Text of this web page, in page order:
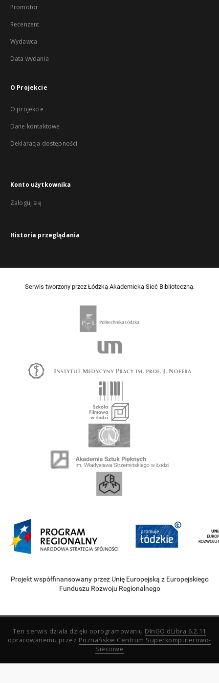
Promotor
Recenzent
Wydawca
Data wydania
O Projekcie
O projekcie
Dane kontaktowe
Deklaracja dostępności
Konto użytkownika
Zaloguj się
Historia przeglądania
Serwis tworzony przez Łódzką Akademicką Sieć Biblioteczną.
Projekt współfinansowany przez Unię Europejską z Europejskiego
Funduszu Rozwoju Regionalnego
Ten serwis działa dzięki oprogramowaniu DInGO dLibra 6.2.11
opracowanemu przez Poznańskie Centrum Superkomputerowo-
Sieciowe